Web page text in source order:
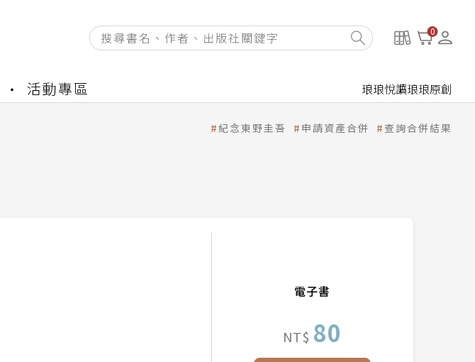
0
活動專區 琅琅悅讀琅琅原創
紀念東野圭吾 申請資產合併 查詢合併結果
電子書
NT$ 80